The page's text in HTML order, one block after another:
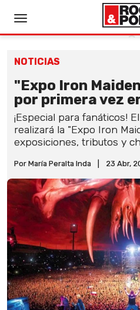
NOTICIAS
"Expo Iron
por primera vez
¡Especial para fanáticos!
realizará la "Expo Iron
exposiciones, tributos y
Por María Peralta Inda 23 Abr,